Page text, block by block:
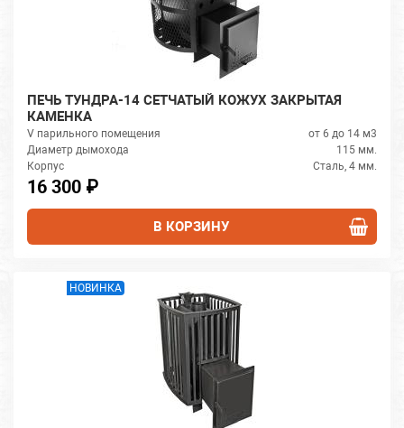
ПЕЧЬ ТУНДРА-14 СЕТЧАТЫЙ КОЖУХ ЗАКРЫТАЯ
КАМЕНКА
V парильного помещения
от 6 до 14 м3
Диаметр дымохода
115 мм.
Корпус
Сталь, 4 мм.
16 300 ₽
В КОРЗИНУ
НОВИНКА